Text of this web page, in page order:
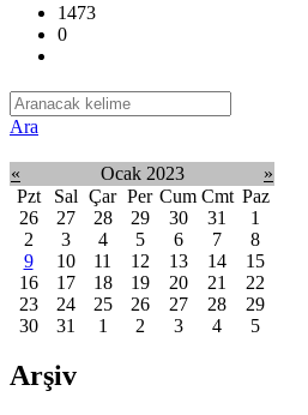
1473
0
Ara
« Ocak 2023
»
Pzt
Sal Çar Per Cum Cmt Paz
26
27 28 29 30 31
1
2
3 4 5 6 7
8
9
10 11 12 13 14
15
16
17 18 19 20 21
22
23
24 25 26 27 28
29
30
31 1 2 3 4 5
Arşiv